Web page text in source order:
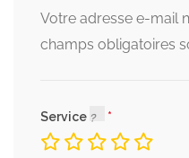
Votre adresse e-mail
champs obligatoires
Service